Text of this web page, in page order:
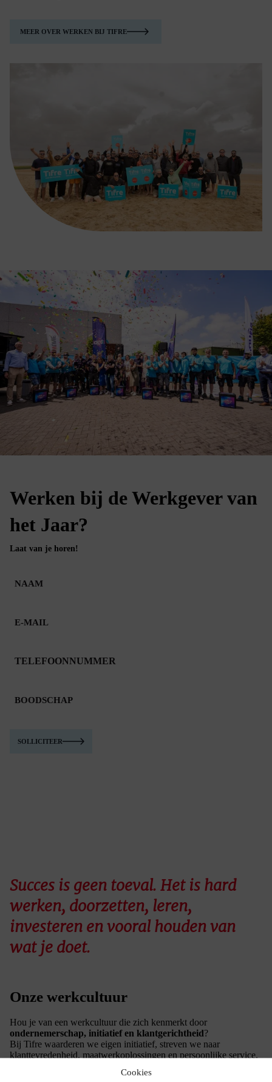
Cookies
MEER OVER WERKEN BIJ TIFRE
Werken bij de Werkgever van
het Jaar?
Laat van je horen!
NAAM
E-
MAIL
TELEFOONNUMMER
BOODSCHAP
SOLLICITEER
Succes is geen toeval. Het is hard
werken, doorzetten, leren,
investeren en vooral houden van
wat je doet.
Onze werkcultuur
Hou je van een werkcultuur die zich kenmerkt door
ondernemerschap, initiatief en klantgerichtheid?
Bij Tifre waarderen we eigen initiatief, streven we naar
klanttevredenheid, maatwerkoplossingen en persoonlijke service.
niet-ervaren profielen. Met interne en externe opleidingen